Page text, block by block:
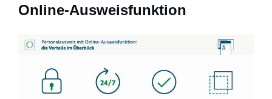
Online-Ausweisfunktion